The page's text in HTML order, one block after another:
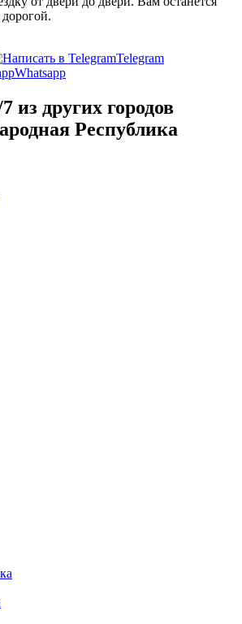
дорогой.
Telegram
Whatsapp
из других городов
Республика